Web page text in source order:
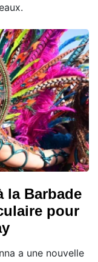
la Barbade
pour
a une nouvelle